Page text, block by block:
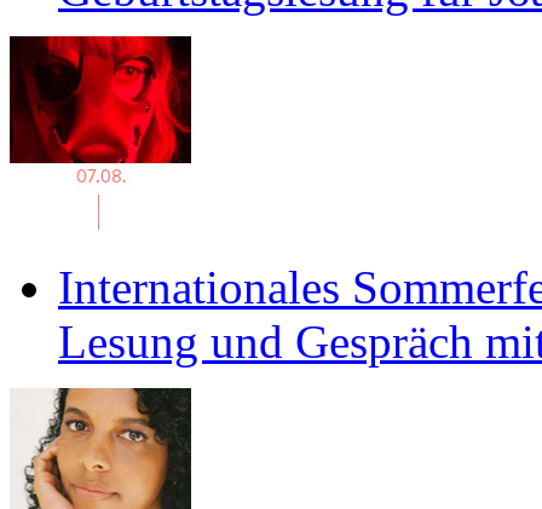
Internationales
Lesung und Gespräch